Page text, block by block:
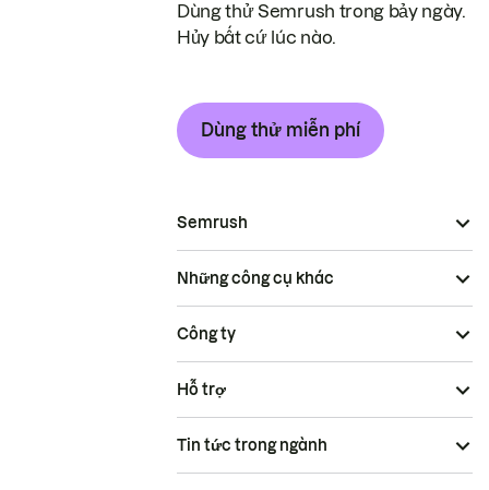
Dùng thử Semrush trong bảy ngày.
Hủy bất cứ lúc nào.
Dùng thử miễn phí
Semrush
Những công cụ khác
Công ty
Hỗ trợ
Tin tức trong ngành